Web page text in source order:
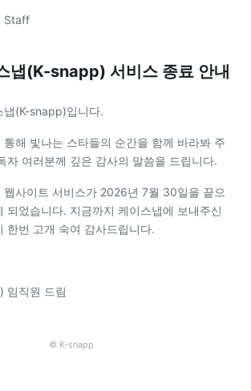
Staff
냅(K-snapp) 서비스 종료 안내
냅(K-snapp)입니다.
통해 빛나는 스타들의 순간을 함께 바라봐 주
자 여러분께 깊은 감사의 말씀을 드립니다.
웹사이트 서비스가 2026년 7월 30일을 끝으
되었습니다. 지금까지 케이스냅에 보내주신
한번 고개 숙여 감사드립니다.
임직원 드림
© K-snapp